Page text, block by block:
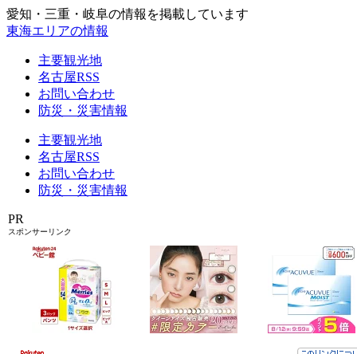
愛知・三重・岐阜の情報を掲載しています
東海エリアの情報
主要観光地
名古屋RSS
お問い合わせ
防災・災害情報
主要観光地
名古屋RSS
お問い合わせ
防災・災害情報
PR
スポンサーリンク